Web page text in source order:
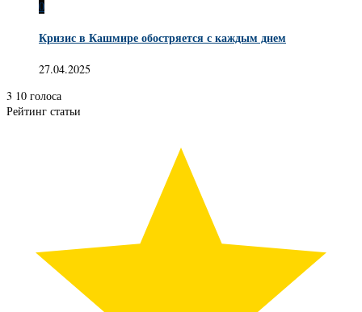
0
Кризис в Кашмире обостряется с каждым днем
27.04.2025
3 10 голоса
Рейтинг статьи